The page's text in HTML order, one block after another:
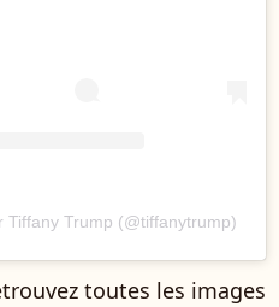
Trump (@tiffanytrump)
toutes les images